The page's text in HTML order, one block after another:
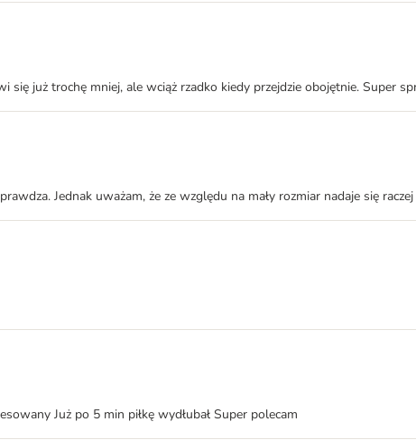
się już trochę mniej, ale wciąż rzadko kiedy przejdzie obojętnie. Super
Jednak uważam, że ze względu na mały rozmiar nadaje się
Już po 5 min piłkę wydłubał Super polecam